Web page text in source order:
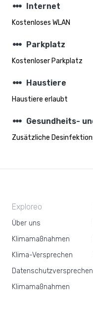
steppers Internet
Kostenloses WLAN
steppers Parkplatz
Kostenloser Parkplatz
steppers Haustiere
Haustiere erlaubt
steppers Gesundheits-
Zusätzliche
Exploreo
Über uns
Klimamaßnahmen
Klima-Versprechen
Datenschutzversprechen
Klimamaßnahmen